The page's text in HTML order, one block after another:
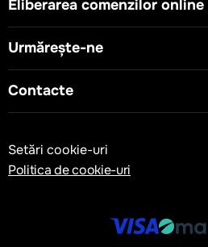
Eliberarea comenzilor online
Urmărește-ne
Contacte
Setări cookie-uri
Politica de cookie-uri